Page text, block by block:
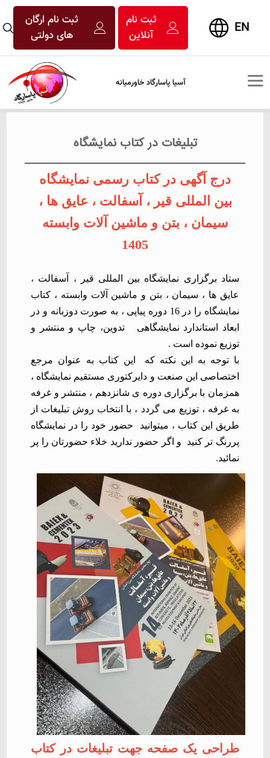
EN
ثبت نام
آنلاین
ثبت نام ارگان
های دولتی
آسیا پاسارگاد خاورمیانه
تبلیغات در کتاب نمایشگاه
درج آگهی در کتاب رسمی نمایشگاه
بین المللی قیر ، آسفالت ، عایق ها ،
سیمان ، بتن و ماشین آلات وابسته
1405
ستاد برگزاری نمایشگاه بین المللی قیر ، آسفالت ،
عایق ها ، سیمان ، بتن و ماشین آلات وابسته ، کتاب
نمایشگاه را در 16 دوره پیاپی ، به صورت دوزبانه و در
ابعاد استاندارد نمایشگاهی
تدوین، چاپ و منتشر و
توزیع نموده است .
با توجه به این نکته که
این کتاب به عنوان مرجع
اختصاصی این صنعت و دایرکتوری مستقیم نمایشگاه ،
همزمان با برگزاری دوره ی شانزدهم ، منتشر و غرفه
به غرفه ، توزیع می گردد ، با انتخاب روش تبلیغات از
طریق این کتاب ، میتوانید
حضور خود را در نمایشگاه
پررنگ تر کنید
و اگر حضور ندارید خلاء حضورتان را پر
نمائید.
طراحی یک صفحه جهت تبلیغات در کتاب